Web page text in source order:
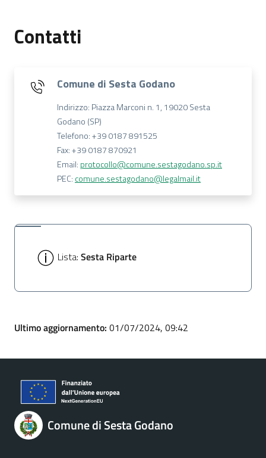
Contatti
Comune di Sesta Godano
Indirizzo: Piazza Marconi n. 1, 19020 Sesta
Godano (SP)
Telefono: +39 0187 891525
Fax: +39 0187 870921
Email: protocollo@comune.sestagodano.sp.it
PEC: comune.sestagodano@legalmail.it
Lista: Sesta Riparte
Ultimo aggiornamento: 01/07/2024, 09:42
Comune di Sesta Godano